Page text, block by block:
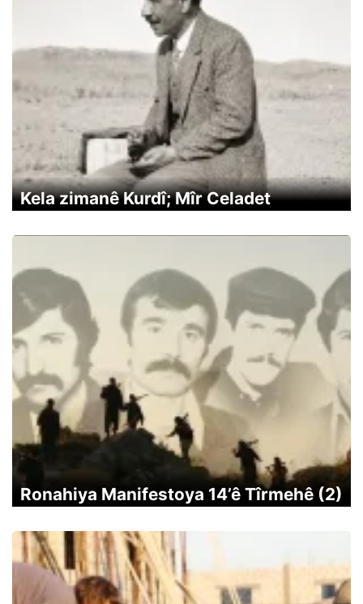
Kela zimanê Kurdî; Mîr Celadet
Ronahiya Manifestoya 14’ê Tîrmehê (2)